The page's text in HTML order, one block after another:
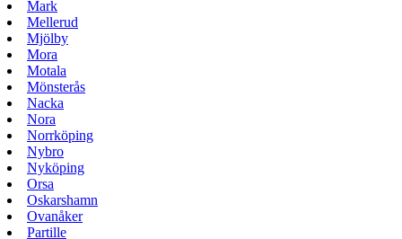
Mark
Mellerud
Mjölby
Mora
Motala
Mönsterås
Nacka
Nora
Norrköping
Nybro
Nyköping
Orsa
Oskarshamn
Ovanåker
Partille